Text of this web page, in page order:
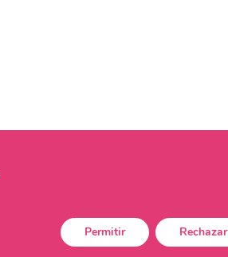
Permitir Rechazar